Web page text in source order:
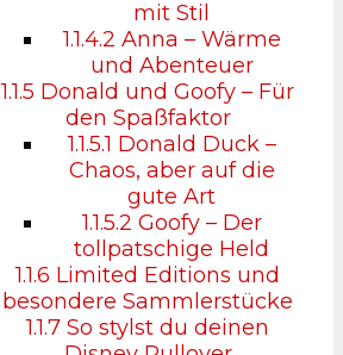
mit Stil
1.1.4.2 Anna – Wärme
und Abenteuer
1.1.5 Donald und Goofy – Für
den Spaßfaktor
1.1.5.1 Donald Duck –
Chaos, aber auf die
gute Art
1.1.5.2 Goofy – Der
tollpatschige Held
1.1.6 Limited Editions und
besondere Sammlerstücke
1.1.7 So stylst du deinen